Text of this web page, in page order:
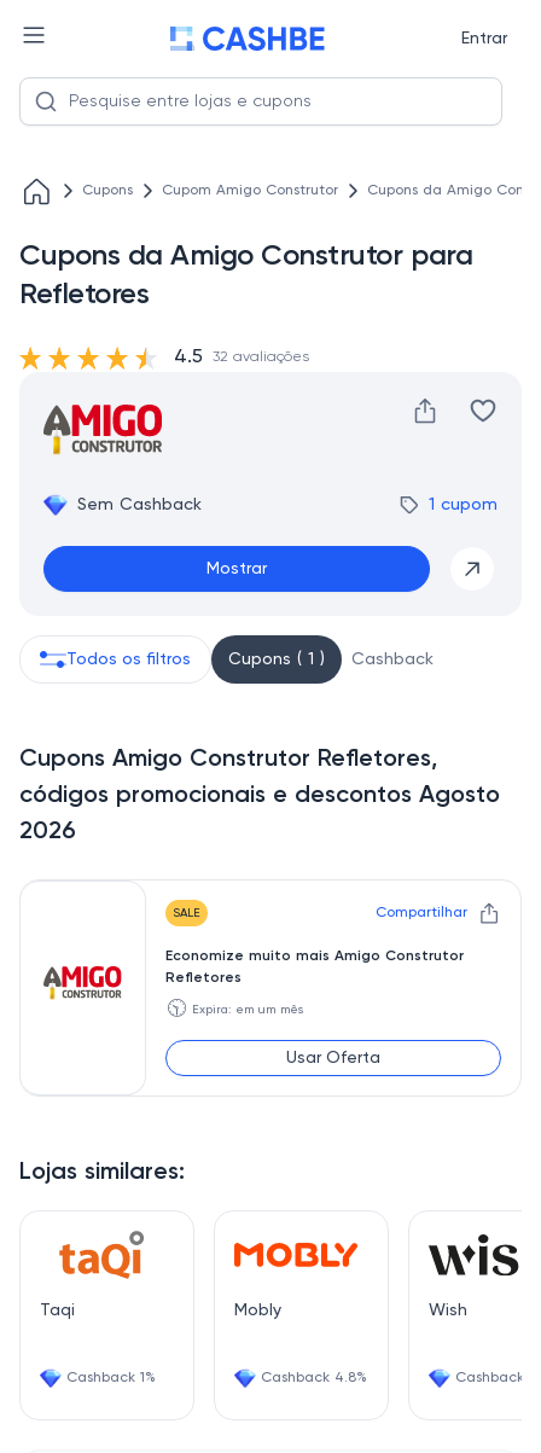
Entrar
Cupons Cupom Amigo Construtor Cupons da Amigo
Cupons da Amigo Construtor para
Refletores
Sem Cashback 1 cupom
Mostrar
4.5 32 avaliações
Lojas similares:
Taqi
Cashback 1%
Mobly
Cashback 4.8%
Wish
Cashback
Todos os filtros Cupons ( 1 ) Cashback
Cupons Amigo Construtor Refletores,
códigos promocionais e descontos Agosto
2026
SALE Compartilhar
Economize muito mais Amigo Construtor
Refletores
🕥 Expira: em um mês
Usar Oferta